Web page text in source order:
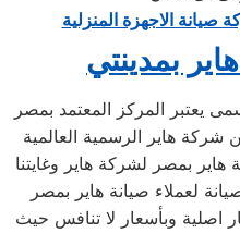
صيانة الاجهزة المنزلية
بمدينتي
يعتبر المركز المعتمد بمصر
هاير الرسمية العالمية
هاير بمصر لشركة هاير وغايتنا
لعملاء صيانة هاير بمصر
اصلية وبأسعار لا تنافس حيث